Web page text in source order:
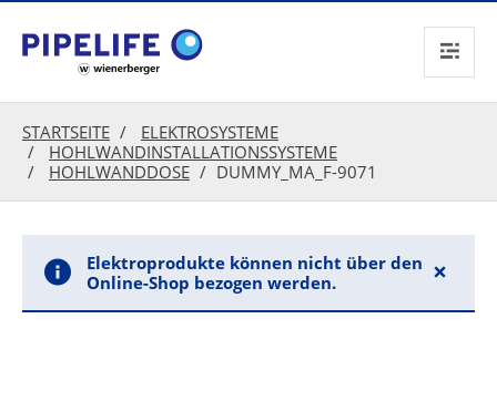
text.skipToContent
text.skipToNavigation
STARTSEITE
ELEKTROSYSTEME
HOHLWANDINSTALLATIONSSYSTEME
HOHLWANDDOSE
DUMMY_MA_F-9071
Elektroprodukte können nicht über den
Online-Shop bezogen werden.
×